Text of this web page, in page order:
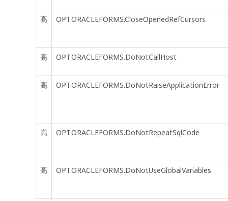
高 OPT.ORACLEFORMS.CloseOpenedRefCursors
高 OPT.ORACLEFORMS.DoNotCallHost
高 OPT.ORACLEFORMS.DoNotRaiseApplicationError
高 OPT.ORACLEFORMS.DoNotRepeatSqlCode
高 OPT.ORACLEFORMS.DoNotUseGlobalVariables